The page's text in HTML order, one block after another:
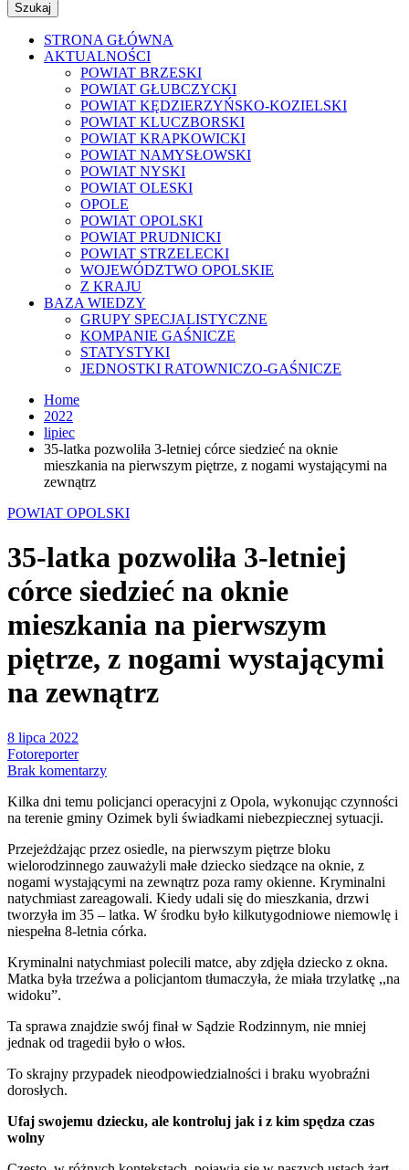
Szukaj
STRONA GŁÓWNA
AKTUALNOŚCI
POWIAT BRZESKI
POWIAT GŁUBCZYCKI
POWIAT KĘDZIERZYŃSKO-KOZIELSKI
POWIAT KLUCZBORSKI
POWIAT KRAPKOWICKI
POWIAT NAMYSŁOWSKI
POWIAT NYSKI
POWIAT OLESKI
OPOLE
POWIAT OPOLSKI
POWIAT PRUDNICKI
POWIAT STRZELECKI
WOJEWÓDZTWO OPOLSKIE
Z KRAJU
BAZA WIEDZY
GRUPY SPECJALISTYCZNE
KOMPANIE GAŚNICZE
STATYSTYKI
JEDNOSTKI RATOWNICZO-GAŚNICZE
Home
2022
lipiec
35-latka pozwoliła 3-letniej córce siedzieć na oknie
mieszkania na pierwszym piętrze, z nogami wystającymi na
zewnątrz
POWIAT OPOLSKI
35-latka pozwoliła 3-letniej
córce siedzieć na oknie
mieszkania na pierwszym
piętrze, z nogami wystającymi
na zewnątrz
8 lipca 2022
Fotoreporter
Brak komentarzy
Kilka dni temu policjanci operacyjni z Opola, wykonując czynności
na terenie gminy Ozimek byli świadkami niebezpiecznej sytuacji.
Przejeżdżając przez osiedle, na pierwszym piętrze bloku
wielorodzinnego zauważyli małe dziecko siedzące na oknie, z
nogami wystającymi na zewnątrz poza ramy okienne. Kryminalni
natychmiast zareagowali. Kiedy udali się do mieszkania, drzwi
tworzyła im 35 – latka. W środku było kilkutygodniowe niemowlę i
niespełna 8-letnia córka.
Kryminalni natychmiast polecili matce, aby zdjęła dziecko z okna.
Matka była trzeźwa a policjantom tłumaczyła, że miała trzylatkę ,,na
widoku”.
Ta sprawa znajdzie swój finał w Sądzie Rodzinnym, nie mniej
jednak od tragedii było o włos.
To skrajny przypadek nieodpowiedzialności i braku wyobraźni
dorosłych.
Ufaj swojemu dziecku, ale kontroluj jak i z kim spędza czas
wolny